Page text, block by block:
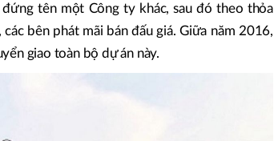
tên một Công ty khác, sau đó theo thỏa
bên phát mãi bán đấu giá. Giữa năm 2016,
giao toàn bộ dự án này.